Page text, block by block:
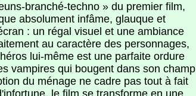
branché-techno » du premier film,
absolument infâme, glauque et
: un régal visuel et une ambiance
au caractère des personnages,
lui-même est une parfaite ordure
vampires qui bougent dans son champ
du ménage ne cadre pas tout à fait
le film se transforme en une